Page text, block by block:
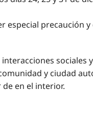
especial precaución
sociales
y ciudad
en el interior.